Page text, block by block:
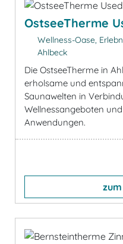
OstseeTherme
Wellness-Oase,
Ahlbeck
Die OstseeTherme in
erholsame und
Saunawelten in
Wellnessangeboten
Anwendungen.